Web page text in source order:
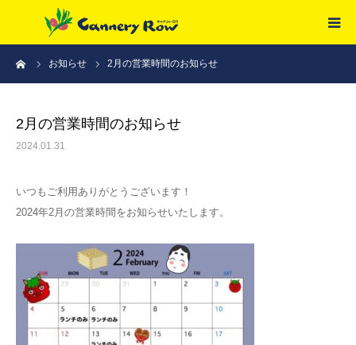
お知らせ 2月の営業時間のお知らせ
2月の営業時間のお知らせ
2024.01.31
いつもご利用ありがとうございます！
2024年2月の営業時間をお知らせいたします。
HOME
採用情報